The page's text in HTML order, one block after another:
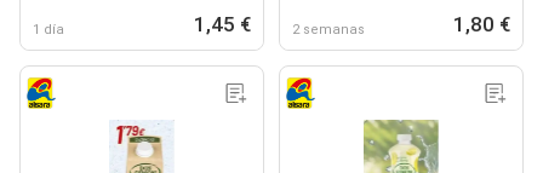
1 día 1,45 € 2 semanas 1,80 €